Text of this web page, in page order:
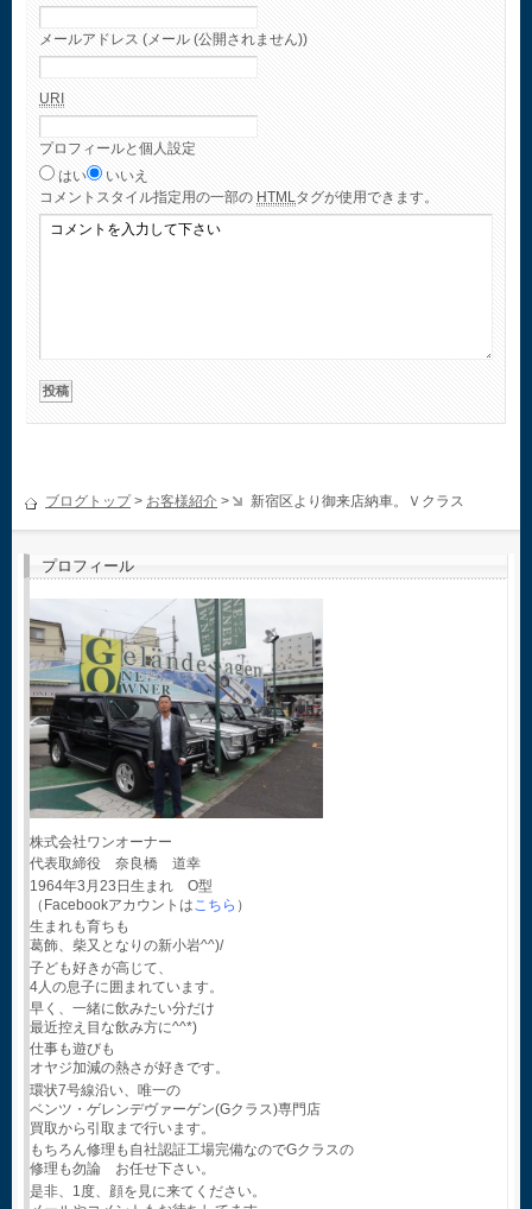
メールアドレス (メール (公開されません))
URI
プロフィールと個人設定
はい
いいえ
コメント スタイル指定用の一部の HTMLタグが使用できます。
ブログトップ> お客様紹介 > 新宿区より御来店納車。Ｖクラス
プロフィール
株式会社ワンオーナー
代表取締役 奈良橋 道幸
1964年3月23日生まれ O型
（Facebookアカウントはこちら ）
生まれも育ちも
葛飾、柴又となりの新小岩^^)/
子ども好きが高じて、
4人の息子に囲まれています。
早く、一緒に飲みたい分だけ
最近控え目な飲み方に^^*)
仕事も遊びも
オヤジ加減の熱さが好きです。
環状7号線沿い、唯一の
ベンツ・ゲレンデヴァーゲン(Gクラス)専門店
買取から引取まで行います。
もちろん修理も自社認証工場完備なのでGクラスの
修理も勿論 お任せ下さい。
是非、1度、顔を見に来てください。